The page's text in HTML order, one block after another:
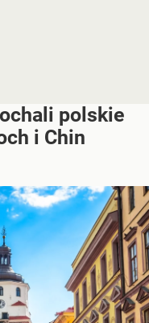
polskie
i Chin